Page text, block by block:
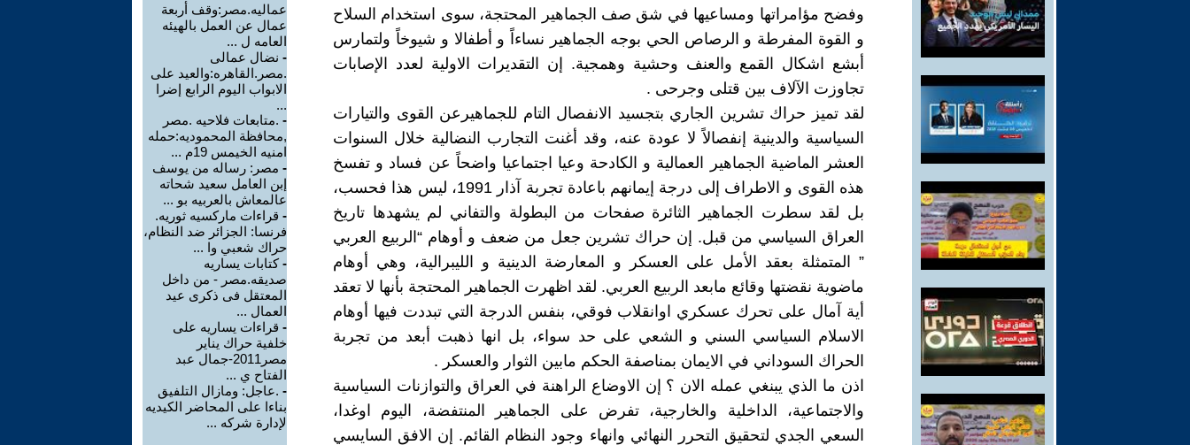
وفضح مؤامراتها ومساعيها في شق صف الجماهير المحتجة، سوى استخدام السلاح
و القوة المفرطة و الرصاص الحي بوجه الجماهير نساءاً و أطفالا و شيوخاً ولتمارس
أبشع اشكال القمع والعنف وحشية وهمجية. إن التقديرات الاولية لعدد الإصابات
تجاوزت الآلاف بين قتلى وجرحى .
لقد تميز حراك تشرين الجاري بتجسيد الانفصال التام للجماهيرعن القوى والتيارات
السياسية والدينية إنفصالاً لا عودة عنه، وقد أغنت التجارب النضالية خلال السنوات
العشر الماضية الجماهير العمالية و الكادحة وعيا اجتماعيا واضحاً عن فساد و تفسخ
هذه القوى و الاطراف إلى درجة إيمانهم باعادة تجربة آذار 1991، ليس هذا فحسب،
بل لقد سطرت الجماهير الثائرة صفحات من البطولة والتفاني لم يشهدها تاريخ
العراق السياسي من قبل. إن حراك تشرين جعل من ضعف و أوهام “الربيع العربي
” المتمثلة بعقد الأمل على العسكر و المعارضة الدينية و الليبرالية، وهي أوهام
ماضوية نقضتها وقائع مابعد الربيع العربي. لقد اظهرت الجماهير المحتجة بأنها لا تعقد
أية آمال على تحرك عسكري اوانقلاب فوقي، بنفس الدرجة التي تبددت فيها أوهام
الاسلام السياسي السني و الشعي على حد سواء، بل انها ذهبت أبعد من تجربة
الحراك السوداني في الايمان بمناصفة الحكم مابين الثوار والعسكر .
اذن ما الذي يبنغي عمله الان ؟ إن الاوضاع الراهنة في العراق والتوازنات السياسية
والاجتماعية، الداخلية والخارجية، تفرض على الجماهير المنتفضة، اليوم اوغدا،
السعي الجدي لتحقيق التحرر النهائي وانهاء وجود النظام القائم. إن الافق السايسي
عماليه.مصر:وقف أربعة
عمال عن العمل بالهيئه
العامه ل ...
- نضال عمالى
.مصر.القاهره:والعيد على
الابواب اليوم الرابع إضرا
...
- .متابعات فلاحيه .مصر
,محافظة المحموديه:حمله
امنيه الخيمس 19م ...
- مصر: رساله من يوسف
إبن العامل سعيد شحاته
عالمعاش بالعربيه بو ...
- قراءات ماركسيه ثوريه.
فرنسا: الجزائر ضد النظام،
حراك شعبي وا ...
-كتابات يساريه
صديقه.مصر - من داخل
المعتقل فى ذكرى عيد
العمال ...
- قراءات يساريه على
خلفية حراك يناير
مصر2011-جمال عبد
الفتاح ي ...
- .عاجل: ومازال التلفيق
بناءا على المحاضر الكيديه
لإدارة شركه ...